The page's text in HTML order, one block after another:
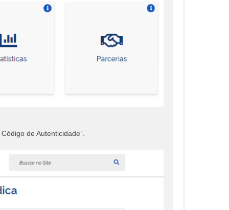
de Autenticidade”.